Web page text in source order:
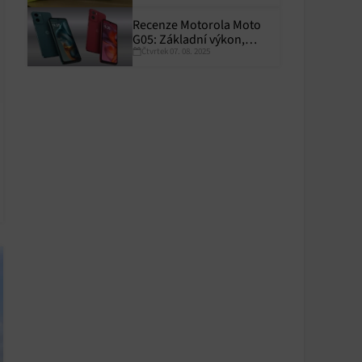
Recenze Motorola Moto
G05: Základní výkon,
skvělá výdrž
Čtvrtek 07. 08. 2025